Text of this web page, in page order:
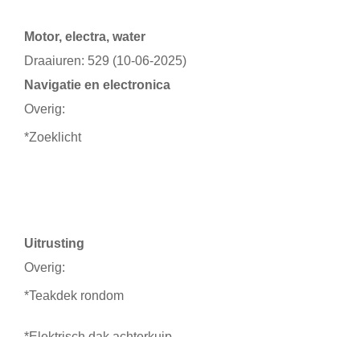
Motor, electra, water
Draaiuren: 529 (10-06-2025)
Navigatie en electronica
Overig:
*Zoeklicht
Uitrusting
Overig:
*Teakdek rondom